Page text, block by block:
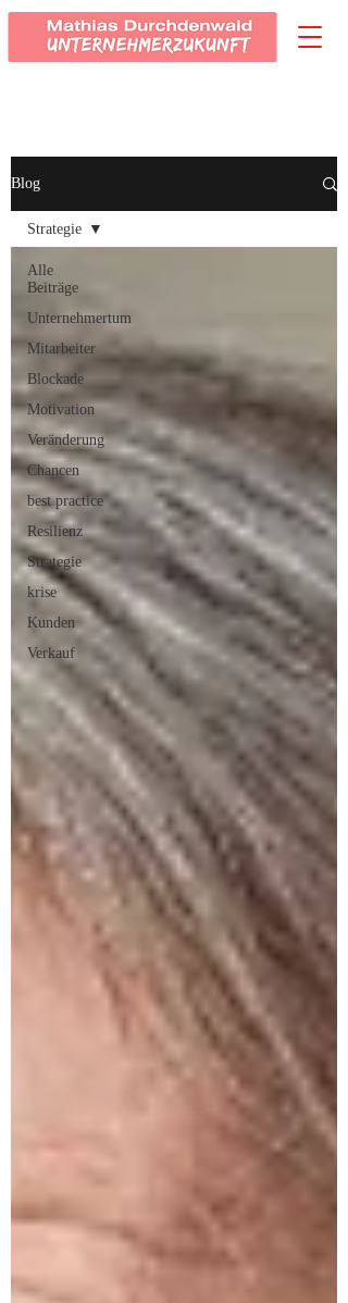
Blog
Alle
Beiträge
Unternehmertum
Mitarbeiter
Blockade
Motivation
Veränderung
Chancen
best practice
Resilienz
Strategie
krise
Kunden
Verkauf
Strategie